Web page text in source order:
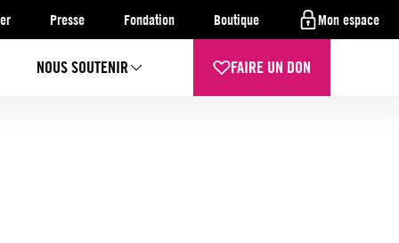
Presse Fondation Boutique Mon espace
NOUS SOUTENIR FAIRE UN DON